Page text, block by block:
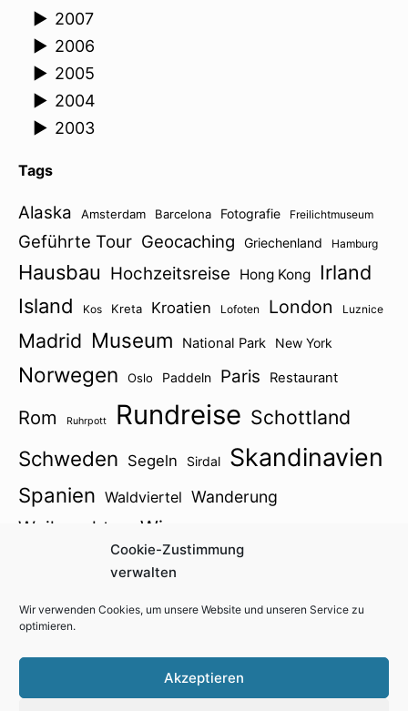
Cookie-Zustimmung
verwalten
Wir verwenden Cookies, um unsere Website und unseren Service zu
optimieren.
Akzeptieren
► 2007
► 2006
► 2005
► 2004
► 2003
Tags
Alaska Amsterdam Barcelona Fotografie Freilichtmuseum
Geführte Tour Geocaching Griechenland Hamburg
Hausbau Hochzeitsreise Hong Kong Irland
Island
Kos Kreta Kroatien Lofoten London Luznice
Madrid Museum National Park New York
Norwegen Oslo Paddeln Paris Restaurant
Rom Ruhrpott Rundreise Schottland
Schweden Segeln Sirdal Skandinavien
Spanien Waldviertel Wanderung
Weihnachten Wien
Österreich2021
Kontakt Cookie-Richtlinie (EU)